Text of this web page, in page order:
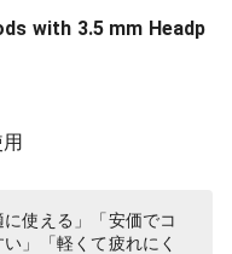
with 3.5 mm Headp
使える」「安価でコ
」「軽くて疲れにく